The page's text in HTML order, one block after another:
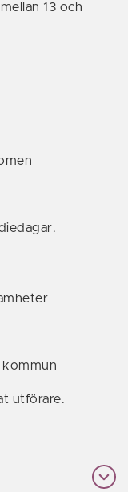
13 och
utförare.